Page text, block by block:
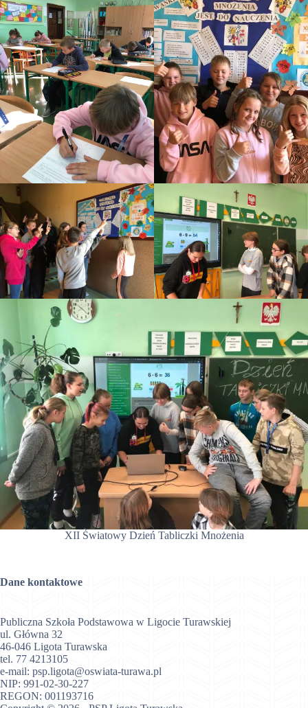
XII Światowy Dzień Tabliczki Mnożenia
Dane kontaktowe
Publiczna Szkoła Podstawowa w Ligocie Turawskiej
ul. Główna 32
46-046 Ligota Turawska
tel. 77 4213105
e-mail: psp.ligota@oswiata-turawa.pl
NIP: 991-02-30-227
REGON: 001193716